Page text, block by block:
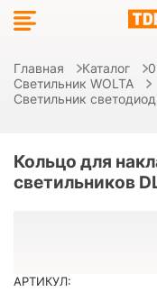
Главная Каталог
Светильник WOLTA
Светильник
Кольцо для
светильников
АРТИКУЛ: